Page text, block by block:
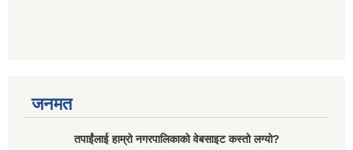
जनमत
तपाईंलाई हाम्रो नगरपालिकाको वेबसाइट कस्तो लग्यो?